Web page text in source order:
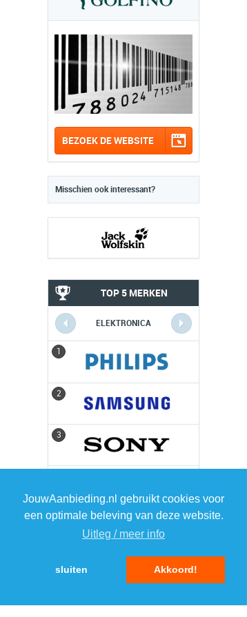
JouwAanbieding.nl gebruikt cookies voor
een optimale beleving van deze website.
Uitleg / meer info
sluiten Akkoord!
BEZOEK DE WEBSITE
Misschien ook interessant?
TOP 5 MERKEN
ELEKTRONICA
1
2
3
5 5